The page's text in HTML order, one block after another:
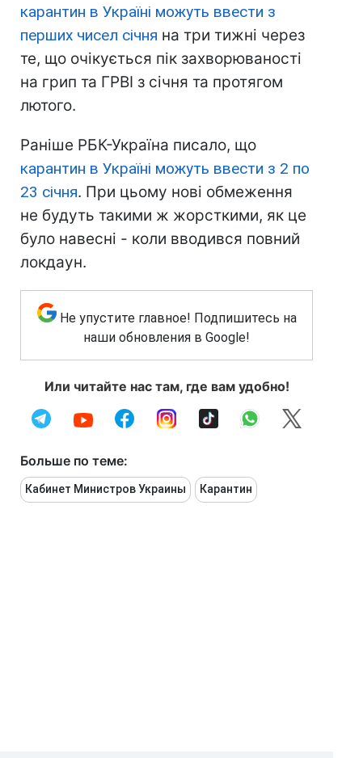
карантин в Україні можуть ввести з
перших чисел січня на три тижні через
те, що очікується пік захворюваності
на грип та ГРВІ з січня та протягом
лютого.
Раніше РБК-Україна писало, що
карантин в Україні можуть ввести з 2 по
23 січня. При цьому нові обмеження
не будуть такими ж жорсткими, як це
було навесні - коли вводився повний
локдаун.
Не упустите главное! Подпишитесь на
наши обновления в Google!
Или читайте нас там, где вам удобно!
Больше по теме:
Кабинет Министров Украины Карантин